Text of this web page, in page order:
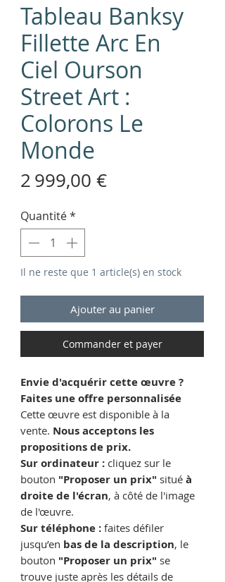
Tableau Banksy
Fillette Arc En
Ciel Ourson
Street Art :
Colorons Le
Monde
2 999,00 €Prix
Quantité*
Il ne reste que 1 article(s) en stock
Ajouter au panier
Commander et payer
Envie d'acquérir cette œuvre ?
Faites une offre personnalisée
Cette œuvre est disponible à la
vente. Nous acceptons les
propositions de prix.
Sur ordinateur : cliquez sur le
bouton "Proposer un prix" situé à
droite de l'écran, à côté de l'image
de l'œuvre.
Sur téléphone : faites défiler
jusqu’en bas de la description, le
bouton "Proposer un prix" se
trouve juste après les détails de